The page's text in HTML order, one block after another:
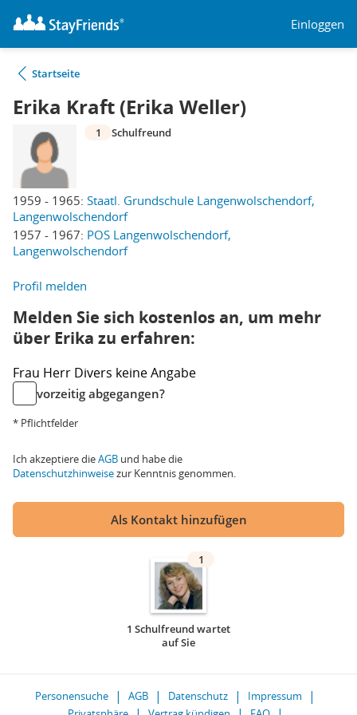
Einloggen
Startseite
Erika Kraft (Erika Weller)
1959 - 1965: Staatl. Grundschule Langenwolschendorf,
Langenwolschendorf
1957 - 1967: POS Langenwolschendorf,
Langenwolschendorf
1 Schulfreund
Profil melden
Melden Sie sich kostenlos an, um mehr
über Erika zu erfahren:
Frau Herr Divers keine Angabe
vorzeitig abgegangen?
* Pflichtfelder
Ich akzeptiere dieAGB und habe die
Datenschutzhinweisezur Kenntnis genommen.
Als Kontakt hinzufügen
1
1 Schulfreund wartet
auf Sie
Personensuche AGB Datenschutz
Impressum